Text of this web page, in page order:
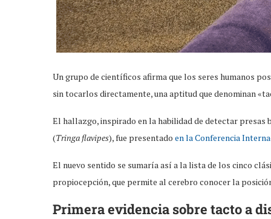
Un grupo de científicos afirma que los seres humanos
sin tocarlos directamente, una aptitud que denominan
El hallazgo, inspirado en la habilidad de detectar presas
(Tringa flavipes), fue presentado en la Conferencia
El nuevo sentido se sumaría así a la lista de los cinco
propiocepción, que permite al cerebro conocer la
Primera evidencia sobre tacto a